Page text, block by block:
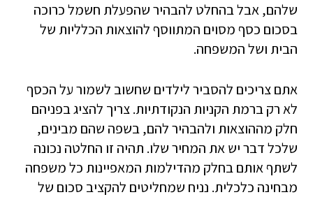
שלהם, אבל בהחלט להבהיר שהפעלת חשמל כרוכה
בסכום כסף מסוים המתווסף להוצאות הכלליות של
הבית ושל המשפחה.
אתם צריכים להסביר לילדים שחשוב לשמור על הכסף
לא רק ברמת הקניות הנקודתיות. צריך להציג בפניהם
חלק מההוצאות ולהבהיר להם, בשפה שהם מבינים,
שלכל דבר יש את המחיר שלו. תהיה זו החלטה נכונה
לשתף אותם בחלק מהדילמות המאפיינות כל משפחה
מבחינה כלכלית. נניח שמחליטים להקציב סכום של